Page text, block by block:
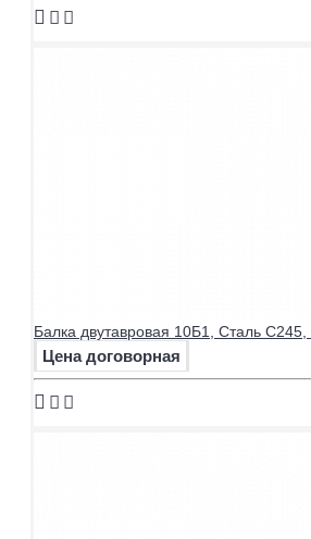
Балка двутавровая 10Б1, Сталь
Цена договорная